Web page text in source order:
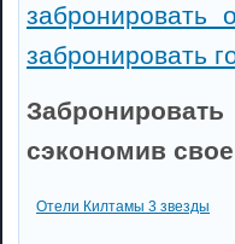
забронировать
забронировать
сэкономив
Отели Килтамы 3 звезды